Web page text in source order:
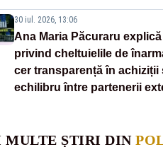
30 iul. 2026, 13:06
Ana Maria Păcuraru explică
privind cheltuielile de
cer transparență în achiziții
echilibru între partenerii
MULTE ȘTIRI DIN